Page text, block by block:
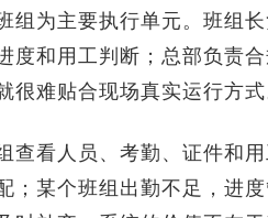
组为主要执行单元。班组
和用工判断；总部负责
难贴合现场真实运行方式
查看人员、考勤、证件和
；某个班组出勤不足，进